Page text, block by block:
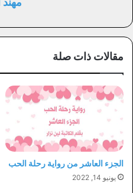
مقالات ذات صلة
الجزء العاشر من رواية رحلة الحب
يونيو 14, 2022